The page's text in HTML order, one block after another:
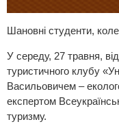
Шановні студенти,
У середу, 27 травня,
туристичного клубу
Васильовичем –
експертом
туризму.